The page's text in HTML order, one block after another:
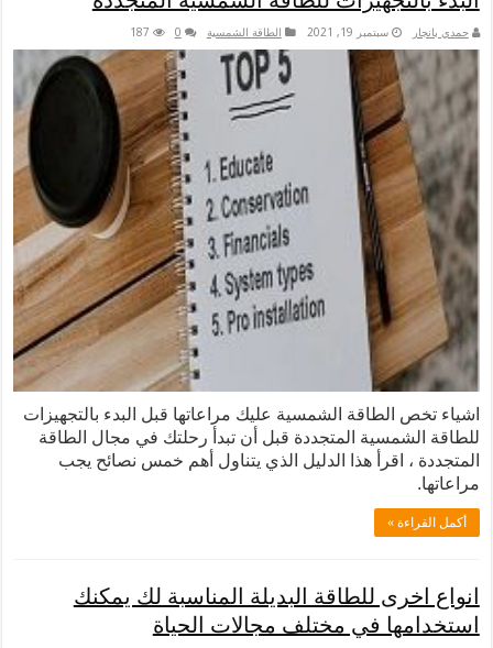
سبتمبر 19, 2021 الطاقة الشمسية 0
187
الشمسية عليك مراعاتها قبل البدء بالتجهيزات
المتجددة قبل أن تبدأ رحلتك في مجال الطاقة
اقرأ هذا الدليل الذي يتناول أهم خمس نصائح يجب
للطاقة البديلة المناسبة لك يمكنك
في مختلف مجالات الحياة